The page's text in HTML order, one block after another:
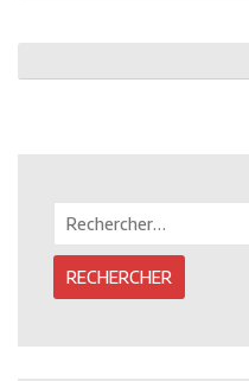
Post